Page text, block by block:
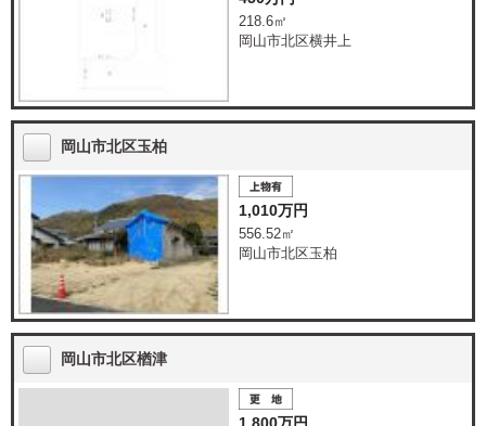
218.6㎡
岡山市北区横井上
岡山市北区玉柏
1,010万円
556.52㎡
岡山市北区玉柏
岡山市北区楢津